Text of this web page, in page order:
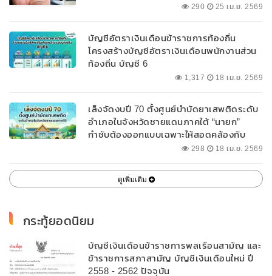
290 25 เม.ย. 2569
บัญชีอัตราเงินเดือนข้าราชการท้องถิ่น
โครงสร้างบัญชีอัตราเงินเดือนพนักงานส่วน
ท้องถิ่น บัญชี 6
1,317 18 เม.ย. 2569
เล็งจัดงบปี 70 ตั้งศูนย์บำบัดยาเสพติดระดับ
อำเภอในจังหวัดชายแดนภาคใต้ “นายก”
กำชับต้องออกแบบเฉพาะให้สอดคล้องกับ
298 18 เม.ย. 2569
ดูเพิ่มเติม
กระทู้ยอดนิยม
บัญชีเงินเดือนข้าราชการพลเรือนสามัญ และ
ข้าราชการสภาสามัญ บัญชีเงินเดือนใหม่ ปี
2558 - 2562 ปัจจุบัน